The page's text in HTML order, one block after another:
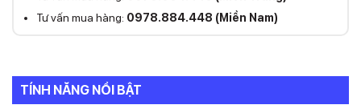
Tư vấn mua hàng: 0978.884.448 (Miền Nam)
TÍNH NĂNG NỔI BẬT